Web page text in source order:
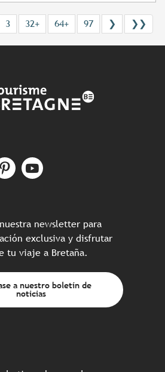
3 32+ 64+ 97 ❯ ❯❯
newsletter para
exclusiva y disfrutar
tu viaje a Bretaña.
a nuestro boletín de
noticias